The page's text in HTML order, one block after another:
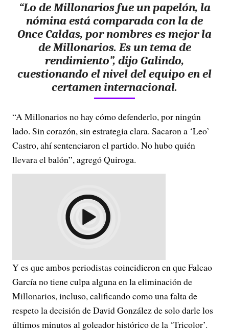
“Lo de Millonarios fue un papelón, la
nómina está comparada con la de
Once Caldas, por nombres es mejor la
de Millonarios. Es un tema de
rendimiento”, dijo Galindo,
cuestionando el nivel del equipo en el
certamen internacional.
“A Millonarios no hay cómo defenderlo, por ningún
lado. Sin corazón, sin estrategia clara. Sacaron a ‘Leo’
Castro, ahí sentenciaron el partido. No hubo quién
llevara el balón”, agregó Quiroga.
Y es que ambos periodistas coincidieron en que Falcao
García no tiene culpa alguna en la eliminación de
Millonarios, incluso, calificando como una falta de
respeto la decisión de David González de solo darle los
últimos minutos al goleador histórico de la ‘Tricolor’.